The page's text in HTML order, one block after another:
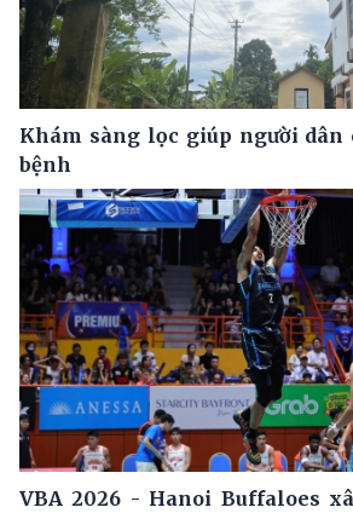
Khám sàng lọc giúp người dân
bệnh
VBA 2026 - Hanoi Buffaloes